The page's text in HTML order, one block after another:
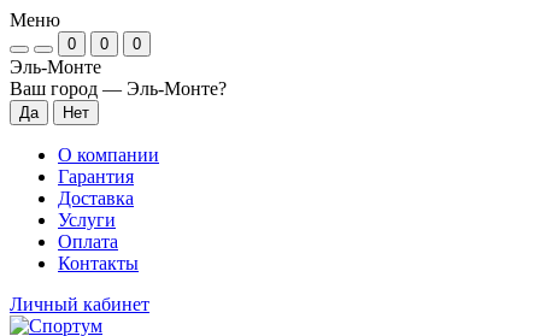
Меню
0 0 0
Эль-Монте
Ваш город — Эль-Монте?
О компании
Гарантия
Доставка
Услуги
Оплата
Контакты
Личный кабинет